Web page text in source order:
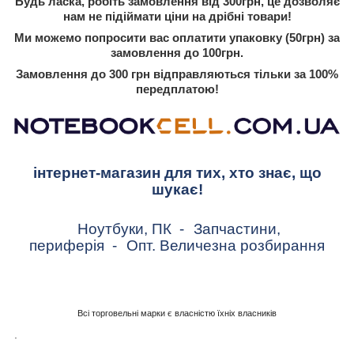
нам не підіймати ціни на дрібні товари!
Ми можемо попросити вас оплатити упаковку (50грн) за
замовлення до 100грн.
Замовлення до 300 грн відправляються тільки за 100%
передплатою!
інтернет-магазин для тих, хто знає, що
шукає!
Ноутбуки, ПК - Запчастини,
периферія - Опт. Величезна розбирання
Всі торговельні марки є власністю їхніх власників